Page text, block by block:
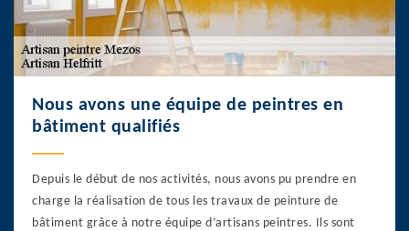
Nous avons une équipe de peintres en
bâtiment qualifiés
Depuis le début de nos activités, nous avons pu prendre en
charge la réalisation de tous les travaux de peinture de
bâtiment grâce à notre équipe d’artisans peintres. Ils sont